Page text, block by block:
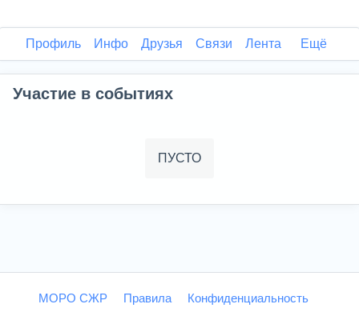
Профиль Инфо Друзья Связи Лента Ещё
Участие в событиях
ПУСТО
МОРО СЖР Правила Конфиденциальность